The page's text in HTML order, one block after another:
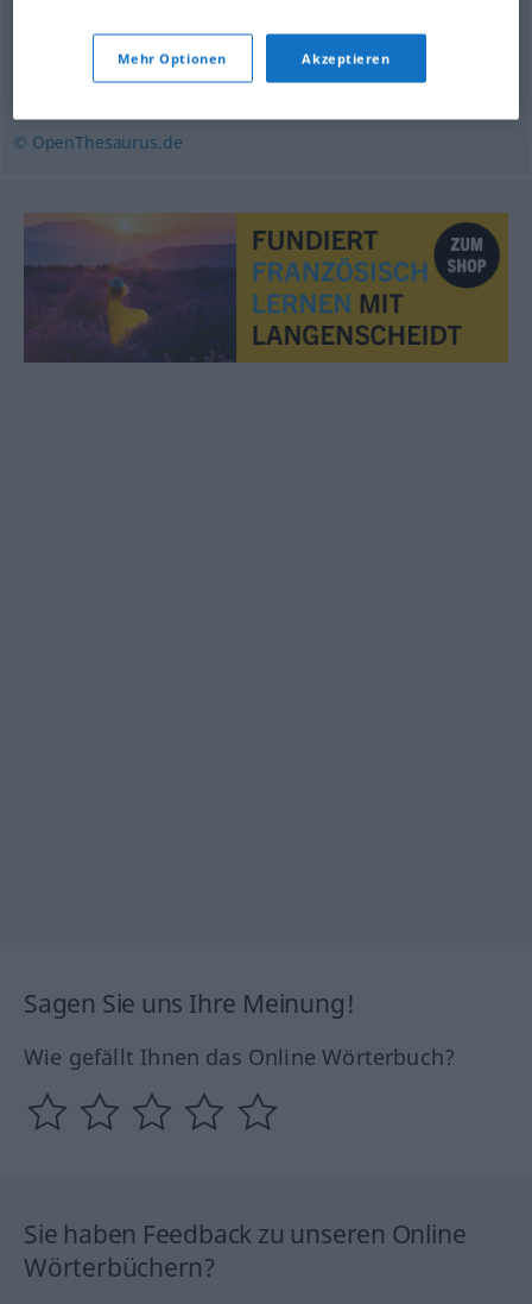
Feindseligkeit,Ärger,Empörung ,Wutanfall
© OpenThesaurus.de
Sagen Sie uns Ihre Meinung!
Wie gefällt Ihnen das Online Wörterbuch?
Sie haben Feedback zu unseren Online
Wörterbüchern?
Mehr Optionen Akzeptieren